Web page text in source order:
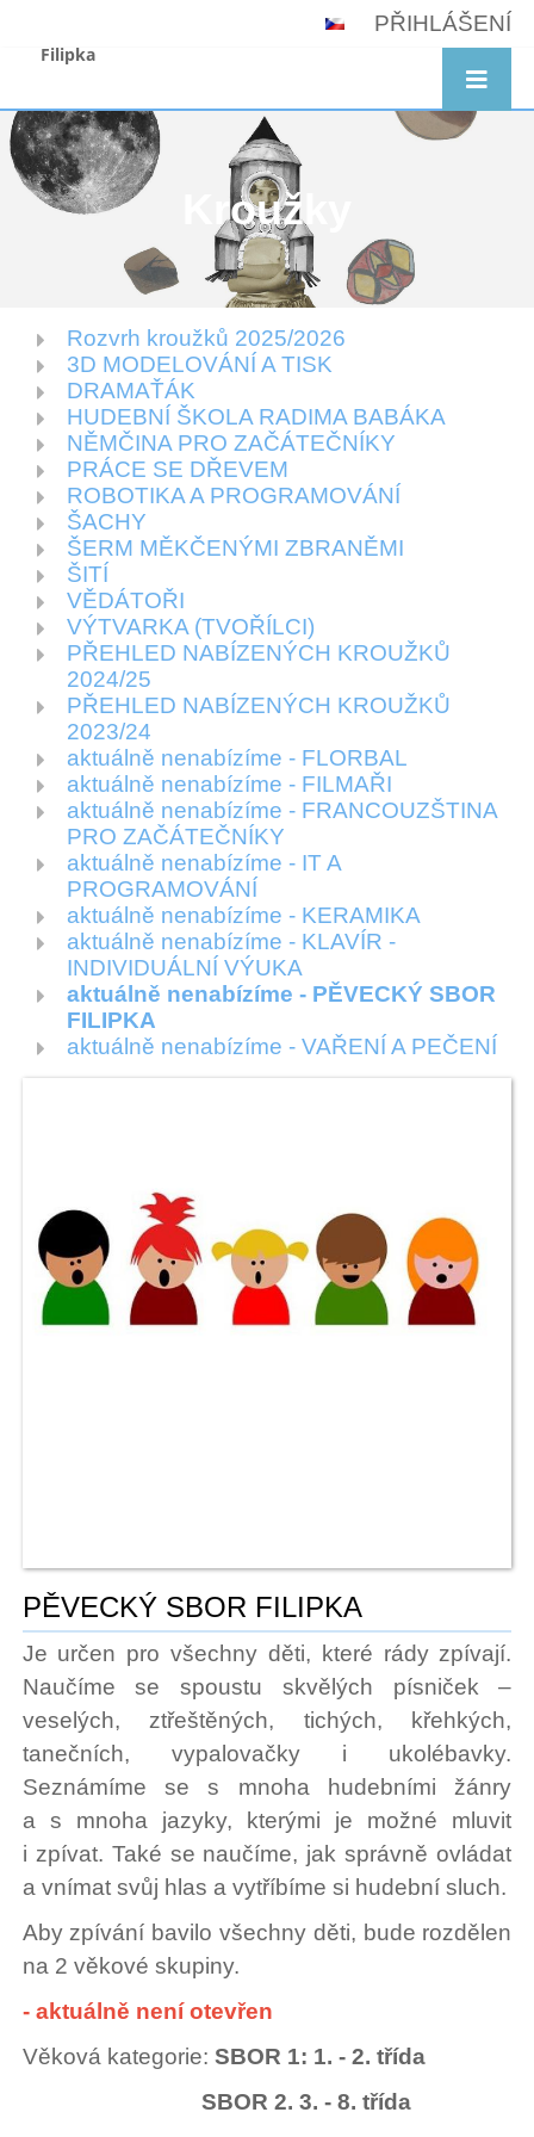
PŘIHLÁŠENÍ
Filipka
Kroužky
Kroužky
Rozvrh kroužků 2025/2026
3D MODELOVÁNÍ A TISK
DRAMAŤÁK
HUDEBNÍ ŠKOLA RADIMA BABÁKA
NĚMČINA PRO ZAČÁTEČNÍKY
PRÁCE SE DŘEVEM
ROBOTIKA A PROGRAMOVÁNÍ
ŠACHY
ŠERM MĚKČENÝMI ZBRANĚMI
ŠITÍ
VĚDÁTOŘI
VÝTVARKA (TVOŘÍLCI)
PŘEHLED NABÍZENÝCH KROUŽKŮ
2024/25
PŘEHLED NABÍZENÝCH KROUŽKŮ
2023/24
aktuálně nenabízíme - FLORBAL
aktuálně nenabízíme - FILMAŘI
aktuálně nenabízíme - FRANCOUZŠTINA
PRO ZAČÁTEČNÍKY
aktuálně nenabízíme - IT A
PROGRAMOVÁNÍ
aktuálně nenabízíme - KERAMIKA
aktuálně nenabízíme - KLAVÍR -
INDIVIDUÁLNÍ VÝUKA
aktuálně nenabízíme - PĚVECKÝ SBOR
FILIPKA
aktuálně nenabízíme - VAŘENÍ A PEČENÍ
PĚVECKÝ SBOR FILIPKA
Je určen pro všechny děti, které rády zpívají.
Naučíme se spoustu skvělých písniček –
veselých, ztřeštěných, tichých, křehkých,
tanečních, vypalovačky i ukolébavky.
Seznámíme se s mnoha hudebními žánry
a s mnoha jazyky, kterými je možné mluvit
i zpívat. Také se naučíme, jak správně ovládat
a vnímat svůj hlas a vytříbíme si hudební sluch.
Aby zpívání bavilo všechny děti, bude rozdělen
na 2 věkové skupiny.
- aktuálně není otevřen
Věková kategorie: SBOR 1: 1. - 2. třída
SBOR 2. 3. - 8. třída